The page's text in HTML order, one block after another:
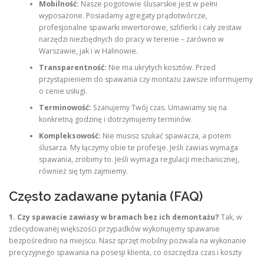
Mobilność: Nasze pogotowie ślusarskie jest w pełni
wyposażone. Posiadamy agregaty prądotwórcze,
profesjonalne spawarki inwertorowe, szlifierki i cały zestaw
narzędzi niezbędnych do pracy w terenie – zarówno w
Warszawie, jak i w Halinowie.
Transparentność: Nie ma ukrytych kosztów. Przed
przystąpieniem do spawania czy montażu zawsze informujemy
o cenie usługi.
Terminowość: Szanujemy Twój czas. Umawiamy się na
konkretną godzinę i dotrzymujemy terminów.
Kompleksowość: Nie musisz szukać spawacza, a potem
ślusarza. My łączymy obie te profesje. Jeśli zawias wymaga
spawania, zrobimy to. Jeśli wymaga regulacji mechanicznej,
również się tym zajmiemy.
Często zadawane pytania (FAQ)
1. Czy spawacie zawiasy w bramach bez ich demontażu? Tak, w
zdecydowanej większości przypadków wykonujemy spawanie
bezpośrednio na miejscu. Nasz sprzęt mobilny pozwala na wykonanie
precyzyjnego spawania na posesji klienta, co oszczędza czas i koszty